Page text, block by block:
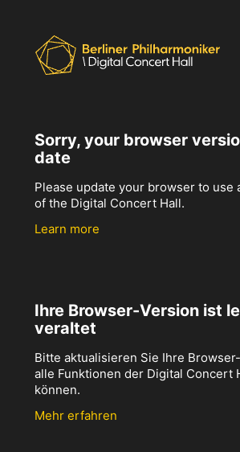
Sorry, your browser
date
Please update your browser to use
of the Digital Concert Hall.
Learn more
Ihre Browser-Version ist
veraltet
Bitte aktualisieren Sie Ihre
alle Funktionen der Digital Concert
können.
Mehr erfahren